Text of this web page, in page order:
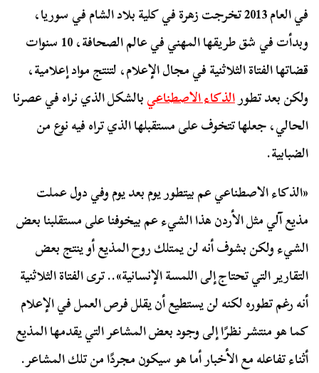
في العام 2013 تخرجت زهرة في كلية بلاد الشام في سوريا،
وبدأت في شق طريقها المهني في عالم الصحافة، 10 سنوات
قضاتها الفتاة الثلاثنية في مجال الإعلام، لتنتج مواد إعلامية،
ولكن بعد تطورالذكاء الاصطناعيبالشكل الذي نراه في عصرنا
الحالي، جعلها تتخوف على مستقبلها الذي تراه فيه نوع من
الضبابية.
«الذكاء الاصطناعي عم بيتطور يوم بعد يوم وفي دول عملت
مذيع آلي مثل الأردن هذا الشيء عم بيخوفنا على مستقلبنا بعض
الشيء ولكن بشوف أنه لن يمتلك روح المذيع أو ينتج بعض
التقارير التي تحتاج إلى اللمسة الإنسانية».. ترى الفتاة الثلاثنية
أنه رغم تطوره لكنه لن يستطيع أن يقلل فرص العمل في الإعلام
كما هو منتشر نظرًا إلى وجود بعض المشاعر التي يقدمها المذيع
أثناء تفاعله مع الأخبار أما هو سيكون مجردًا من تلك المشاعر.